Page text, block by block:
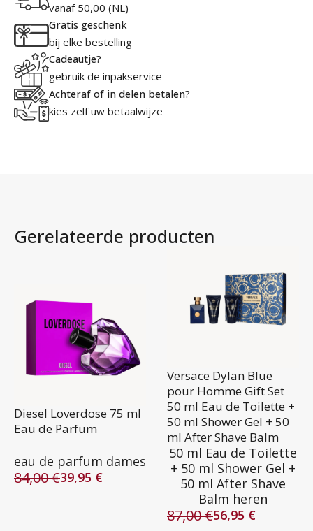
vanaf 50,00 (NL)
Gratis geschenk
bij elke bestelling
Cadeautje?
gebruik de inpakservice
Achteraf of in delen betalen?
kies zelf uw betaalwijze
Gerelateerde producten
Diesel Loverdose 75 ml
Eau de Parfum
eau de parfum dames
84,00€
Oorspronkelijke
39,95 €
Huidige
Versace Dylan Blue
pour Homme Gift Set
50 ml Eau de Toilette +
50 ml Shower Gel + 50
ml After Shave Balm
50 ml Eau de Toilette
+ 50 ml Shower Gel +
50 ml After Shave
Balm heren
87,00€
Oorspronkelijke
56,95 €
Huidige